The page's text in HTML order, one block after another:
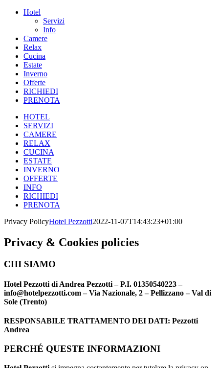
Hotel
Servizi
Info
Camere
Relax
Cucina
Estate
Inverno
Offerte
RICHIEDI
PRENOTA
HOTEL
SERVIZI
CAMERE
RELAX
CUCINA
ESTATE
INVERNO
OFFERTE
INFO
RICHIEDI
PRENOTA
Privacy PolicyHotel Pezzotti2022-11-07T14:43:23+01:00
Privacy & Cookies policies
CHI SIAMO
Hotel Pezzotti di Andrea Pezzotti – P.I. 01350540223 –
info@hotelpezzotti.com – Via Nazionale, 2 – Pellizzano – Val di
Sole (Trento)
RESPONSABILE TRATTAMENTO DEI DATI: Pezzotti
Andrea
PERCHÉ QUESTE INFORMAZIONI